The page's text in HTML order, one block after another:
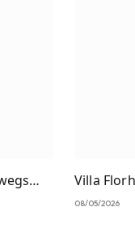
Villa
08/05/2026